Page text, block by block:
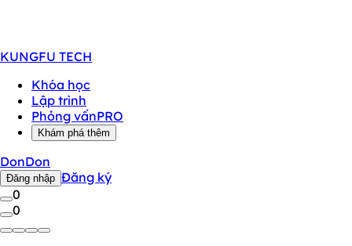
KUNGFU TECH
Khóa học
Lập trình
Phỏng vấnPRO
Khám phá thêm
DonDon
Đăng nhập Đăng ký
0
0